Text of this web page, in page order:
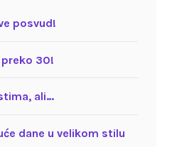
posvud!
preko 30!
ali…
dane u velikom stilu